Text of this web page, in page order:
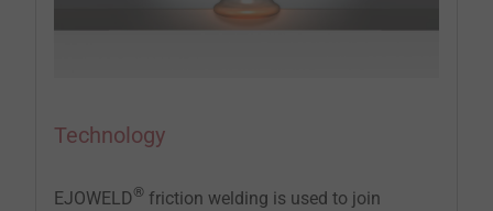
Technology
EJOWELD® friction welding is used to join